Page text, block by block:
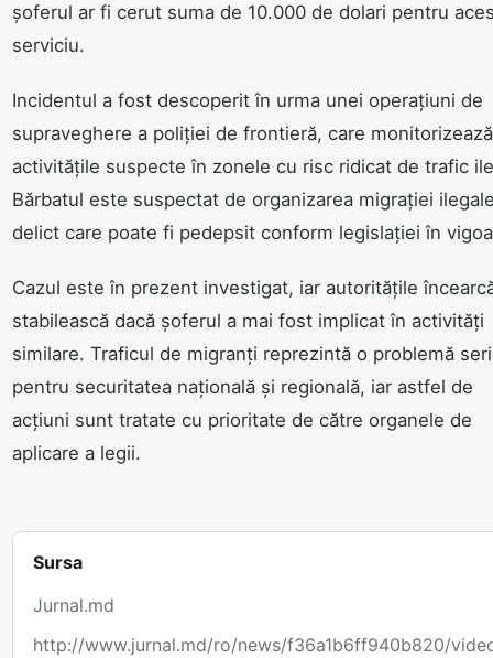
șoferul ar fi cerut suma de 10.000 de dolari pentru
serviciu.
Incidentul a fost descoperit în urma unei operațiuni de
supraveghere a poliției de frontieră, care monitorizează
activitățile suspecte în zonele cu risc ridicat de trafic
Bărbatul este suspectat de organizarea migrației
delict care poate fi pedepsit conform legislației în
Cazul este în prezent investigat, iar autoritățile
stabilească dacă șoferul a mai fost implicat în activități
similare. Traficul de migranți reprezintă o problemă
pentru securitatea națională și regională, iar astfel de
acțiuni sunt tratate cu prioritate de către organele de
aplicare a legii.
Sursa
Jurnal.md
http://www.jurnal.md/ro/news/f36a1b6ff940b820/